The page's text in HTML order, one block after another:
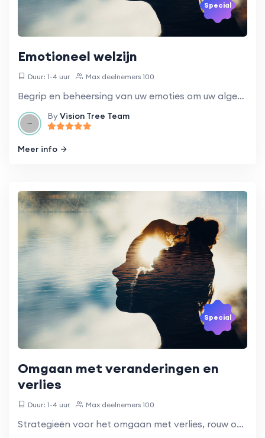
Special
Emotioneel welzijn
Duur: 1-4 uur Max deelnemers 100
Begrip en beheersing van uw emoties om uw algehele welzijn te verbeteren.
ByVision Tree Team
Meer info
Special
Omgaan met veranderingen en
verlies
Duur: 1-4 uur Max deelnemers 100
Strategieën voor het omgaan met verlies, rouw of grote veranderingen in uw leven.